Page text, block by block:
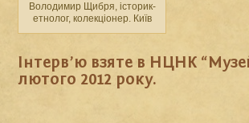
Володимир Щибря, історик-
етнолог, колекціонер. Київ
Інтерв’ю взяте в НЦНК
лютого 2012 року.